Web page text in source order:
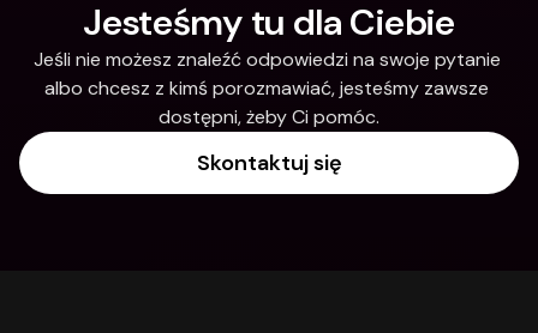
Jesteśmy tu dla Ciebie
Jeśli nie możesz znaleźć odpowiedzi na swoje pytanie
albo chcesz z kimś porozmawiać, jesteśmy zawsze
dostępni, żeby Ci pomóc.
Skontaktuj się